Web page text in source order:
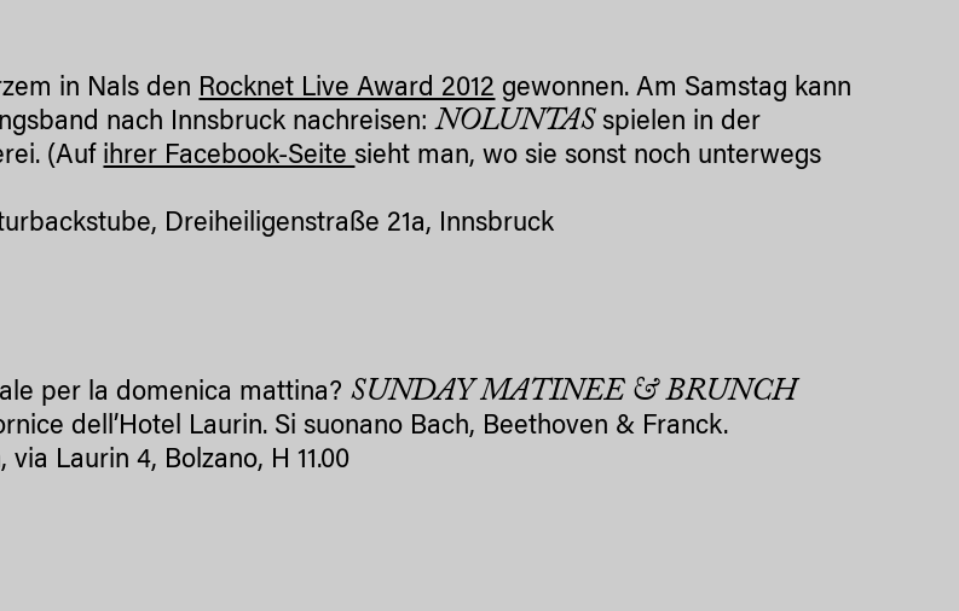
in Nals den Rocknet Live Award 2012 gewonnen. Am Samstag kann
nach Innsbruck nachreisen:NOLUNTAS spielen in der
(Auf ihrer Facebook-Seitesieht man, wo sie sonst noch unterwegs
Dreiheiligenstraße 21a, Innsbruck
per la domenica mattina? SUNDAY MATINEE & BRUNCH
dell’Hotel Laurin. Si suonano Bach, Beethoven & Franck.
via Laurin 4, Bolzano, H 11.00